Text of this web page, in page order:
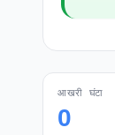
आखरी घंटा
0